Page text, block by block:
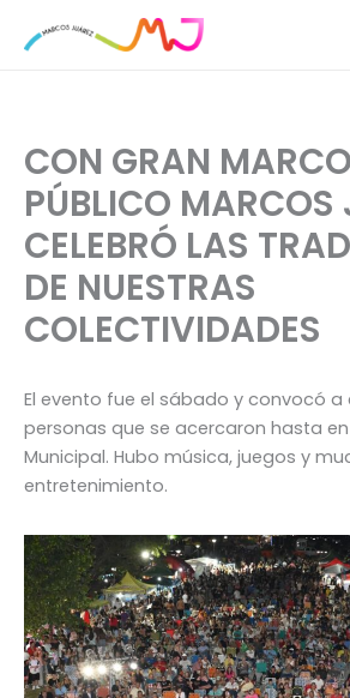
CON GRAN
PÚBLICO MARCOS
CELEBRÓ LAS
DE NUESTRAS
COLECTIVIDADES
El evento fue el sábado y convocó a
personas que se acercaron hasta
Municipal. Hubo música, juegos y
entretenimiento.